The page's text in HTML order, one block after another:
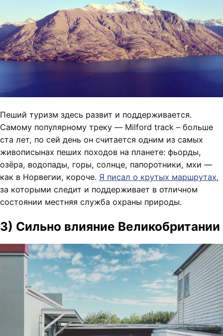
Пеший туризм здесь развит и поддерживается.
Самому популярному треку — Milford track – больше
ста лет, по сей день он считается одним из самых
живописынах пеших походов на планете: фьорды,
озёра, водопады, горы, солнце, папоротники, мхи —
как в Норвегии, короче. Я писал о крутых маршрутах,
за которыми следит и поддерживает в отличном
состоянии местняя служба охраны природы.
3) Сильно влияние Великобритании